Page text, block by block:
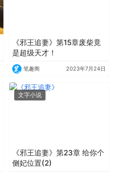
《邪王追妻》第15章废柴竟
是超级天才！
笔趣阁 2023年7月24日
文字小说
《邪王追妻》第23章 给你个
侧妃位置(2)